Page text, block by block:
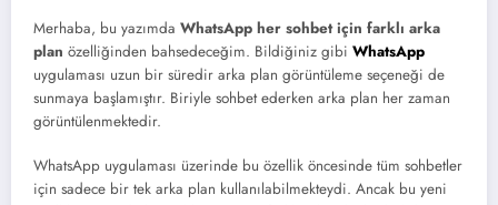
Merhaba, bu yazımda WhatsApp her sohbet için farklı arka
plan özelliğinden bahsedeceğim. Bildiğiniz gibi WhatsApp
uygulaması uzun bir süredir arka plan görüntüleme seçeneği de
sunmaya başlamıştır. Biriyle sohbet ederken arka plan her zaman
görüntülenmektedir.
WhatsApp uygulaması üzerinde bu özellik öncesinde tüm sohbetler
için sadece bir tek arka plan kullanılabilmekteydi. Ancak bu yeni